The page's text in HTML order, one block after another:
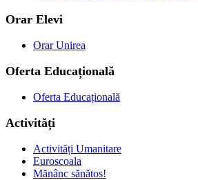
Orar Elevi
Orar Unirea
Oferta Educațională
Oferta Educațională
Activități
Activități Umanitare
Euroscoala
Mănânc sănătos!